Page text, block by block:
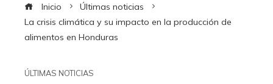
Inicio
Últimas noticias
La crisis climática y su impacto en la producción de
alimentos en Honduras
ÚLTIMAS NOTICIAS